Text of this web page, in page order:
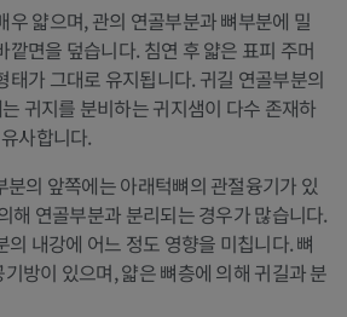
우 얇으며, 관의 연골부분과 뼈부분에 밀
깥면을 덮습니다. 침연 후 얇은 표피 주머
태가 그대로 유지됩니다. 귀길 연골부분의
귀지를 분비하는 귀지샘이 다수 존재하
사합니다.
의 앞쪽에는 아래턱뼈의 관절융기가 있
해 연골부분과 분리되는 경우가 많습니다.
내강에 어느 정도 영향을 미칩니다. 뼈
방이 있으며, 얇은 뼈층에 의해 귀길과 분